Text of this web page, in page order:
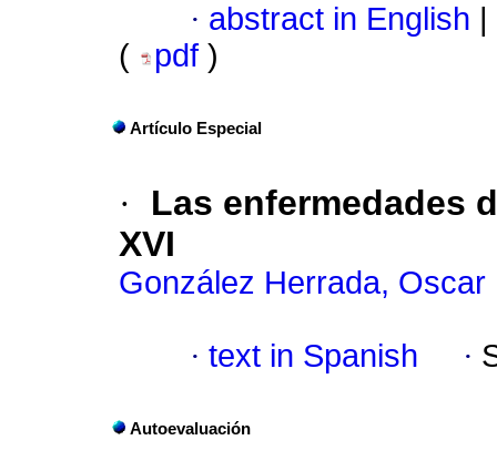
· abstract in English
(
pdf )
Artículo Especial
·
Las enfermedades
XVI
González Herrada, Oscar
· text in Spanish ·
Autoevaluación